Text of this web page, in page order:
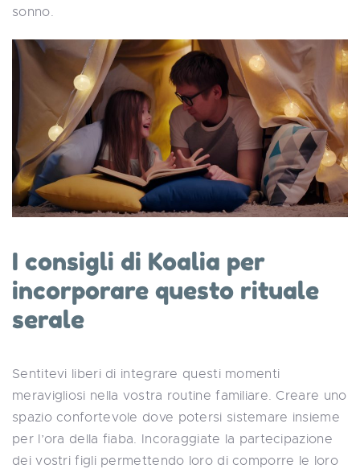
sonno.
I consigli di Koalia per
incorporare questo rituale
serale
Sentitevi liberi di integrare questi momenti
meravigliosi nella vostra routine familiare. Creare uno
spazio confortevole dove potersi sistemare insieme
per l’ora della fiaba. Incoraggiate la partecipazione
dei vostri figli permettendo loro di comporre le loro